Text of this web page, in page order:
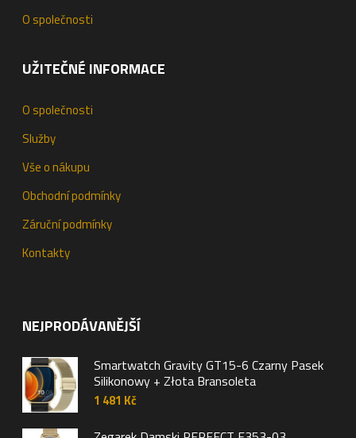
O společnosti
UŽITEČNÉ INFORMACE
O společnosti
Služby
Vše o nákupu
Obchodní podmínky
Záruční podmínky
Kontakty
NEJPRODÁVANĚJŠÍ
Smartwatch Gravity GT15-6 Czarny Pasek
Silikonowy + Złota Bransoleta
1 481 Kč